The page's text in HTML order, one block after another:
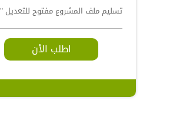
تسليم ملف المشروع مفتوح للتعديل "Word"
اطلب الأن